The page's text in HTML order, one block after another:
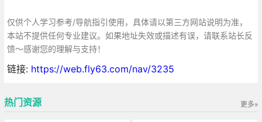
仅供个人学习参考/导航指引使用，具体请以第三方网站说明为准，
本站不提供任何专业建议。如果地址失效或描述有误，请联系站长反
馈～感谢您的理解与支持！
链接: https://web.fly63.com/nav/3235
更多»
热门资源